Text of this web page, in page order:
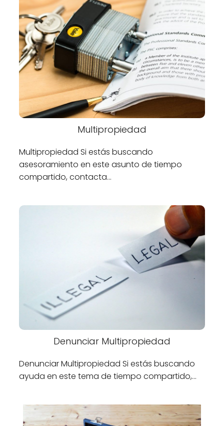
Multipropiedad
Multipropiedad Si estás buscando
asesoramiento en este asunto de tiempo
compartido, contacta…
Denunciar Multipropiedad
Denunciar Multipropiedad Si estás buscando
ayuda en este tema de tiempo compartido,…